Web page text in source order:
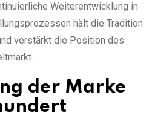
Weiterentwicklung in
hält die Tradition
verstärkt die Position des
der Marke